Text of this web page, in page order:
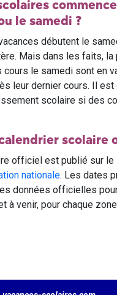
le samedi ?
débutent le
Mais dans les faits, la
cours le samedi sont en
leur dernier cours. Il
scolaire si des
scolaire
officiel est publié sur le
nationale. Les dates
données officielles
à venir, pour chaque